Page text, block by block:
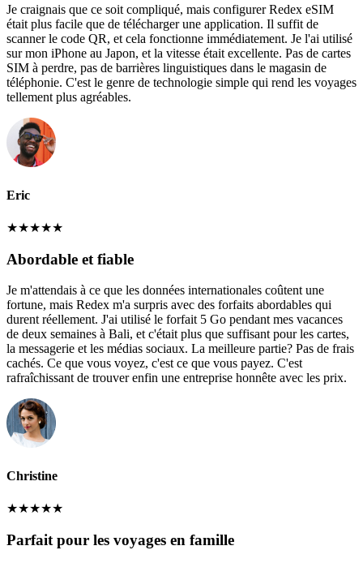
Je craignais que ce soit compliqué, mais configurer Redex eSIM
était plus facile que de télécharger une application. Il suffit de
scanner le code QR, et cela fonctionne immédiatement. Je l'ai utilisé
sur mon iPhone au Japon, et la vitesse était excellente. Pas de cartes
SIM à perdre, pas de barrières linguistiques dans le magasin de
téléphonie. C'est le genre de technologie simple qui rend les voyages
tellement plus agréables.
Eric
★★★★★
Abordable et fiable
Je m'attendais à ce que les données internationales coûtent une
fortune, mais Redex m'a surpris avec des forfaits abordables qui
durent réellement. J'ai utilisé le forfait 5 Go pendant mes vacances
de deux semaines à Bali, et c'était plus que suffisant pour les cartes,
la messagerie et les médias sociaux. La meilleure partie? Pas de frais
cachés. Ce que vous voyez, c'est ce que vous payez. C'est
rafraîchissant de trouver enfin une entreprise honnête avec les prix.
Christine
★★★★★
Parfait pour les voyages en famille